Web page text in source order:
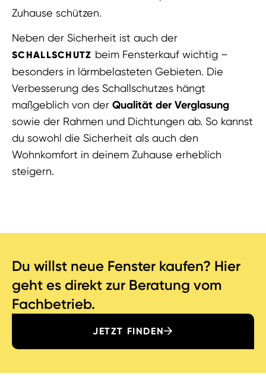
Zuhause schützen.
Neben der Sicherheit ist auch der
SCHALLSCHUTZ beim Fensterkauf wichtig –
besonders in lärmbelasteten Gebieten. Die
Verbesserung des Schallschutzes hängt
maßgeblich von der Qualität der Verglasung
sowie der Rahmen und Dichtungen ab. So kannst
du sowohl die Sicherheit als auch den
Wohnkomfort in deinem Zuhause erheblich
steigern.
Du willst neue Fenster kaufen? Hier
geht es direkt zur Beratung vom
Fachbetrieb.
JETZT FINDEN